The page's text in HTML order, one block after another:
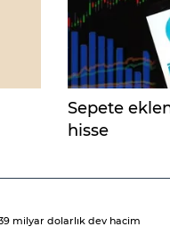
Sepete
hisse
milyar dolarlık dev hacim